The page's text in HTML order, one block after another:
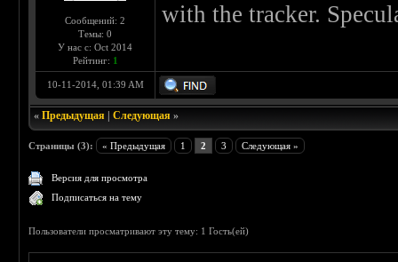
Сообщений: 2
Темы: 0
У нас с: Oct 2014
Рейтинг: 1
with the tracker.
10-11-2014, 01:39 AM
«Предыдущая |Следующая »
Страницы (3): « Предыдущая 1 2 3 Следующая »
Версия для просмотра
Подписаться на тему
Пользователи просматривают эту тему: 1 Гость(ей)